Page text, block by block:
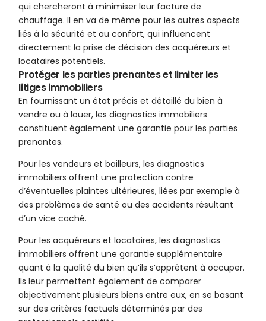
qui chercheront à minimiser leur facture de
chauffage. Il en va de même pour les autres aspects
liés à la sécurité et au confort, qui influencent
directement la prise de décision des acquéreurs et
locataires potentiels.
Protéger les parties prenantes et limiter les
litiges immobiliers
En fournissant un état précis et détaillé du bien à
vendre ou à louer, les diagnostics immobiliers
constituent également une garantie pour les parties
prenantes.
Pour les vendeurs et bailleurs, les diagnostics
immobiliers offrent une protection contre
d’éventuelles plaintes ultérieures, liées par exemple à
des problèmes de santé ou des accidents résultant
d’un vice caché.
Pour les acquéreurs et locataires, les diagnostics
immobiliers offrent une garantie supplémentaire
quant à la qualité du bien qu’ils s’apprêtent à occuper.
Ils leur permettent également de comparer
objectivement plusieurs biens entre eux, en se basant
sur des critères factuels déterminés par des